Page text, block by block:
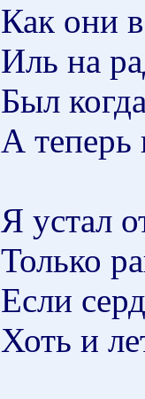
Как они
Иль на
Был
А теперь
Я устал
Только
Если
Хоть и